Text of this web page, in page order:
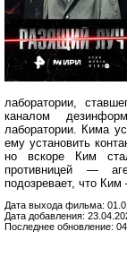
лаборатории,
каналом
лаборатории. Кима
ему установить
но вскоре Ким
противницей —
подозревает, что
Дата выхода фильма:
Дата добавления:
Последнее обновление: